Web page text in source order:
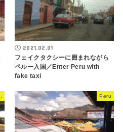
2021.02.01
フェイクタクシーに囲まれながら
ペルー入国／Enter Peru with
fake taxi
Peru